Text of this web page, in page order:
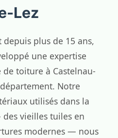
Lez
depuis plus de 15 ans,
une expertise
toiture à Castelnau-
Notre
utilisés dans la
vieilles tuiles en
modernes — nous